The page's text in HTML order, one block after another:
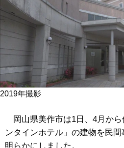
2019年撮影
岡山県美作市は1日、4月から
ンタインホテル」の建物を民
明らかにしました。